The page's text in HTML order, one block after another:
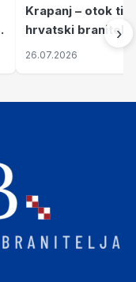
Krapanj – otok
hrvatski branitelji
pronalaze mir
26.07.2026
›